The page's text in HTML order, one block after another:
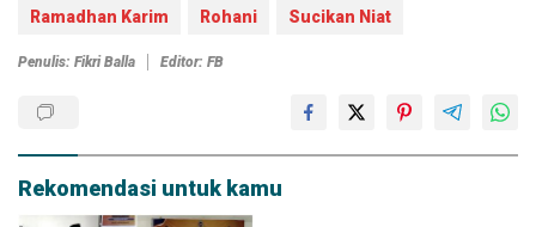
Ramadhan Karim Rohani Sucikan Niat
Penulis: Fikri Balla Editor: FB
Rekomendasi untuk kamu